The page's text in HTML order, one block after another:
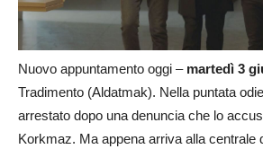
Nuovo appuntamento oggi – martedì 3
Tradimento (Aldatmak). Nella puntata
arrestato dopo una denuncia che lo
Korkmaz. Ma appena arriva alla centrale